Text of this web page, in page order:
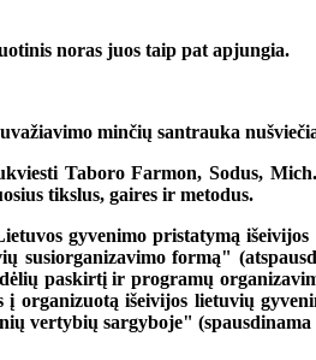
noras juos taip pat apjungia.
minčių santrauka
Taboro Farmon, Sodus,
tikslus, gaires ir metodus.
gyvenimo pristatymą
susiorganizavimo formą"
paskirtį ir programų
organizuotą išeivijos lietuvių
vertybių sargyboje"